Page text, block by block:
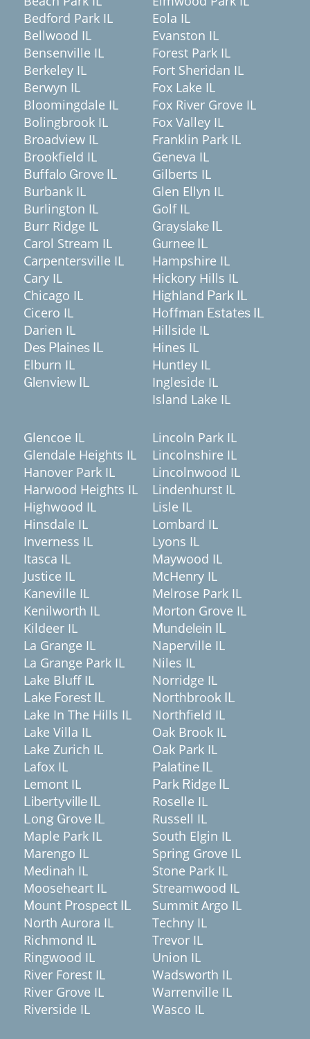
Bedford Park IL
Bellwood IL
Bensenville IL
Berkeley IL
Berwyn IL
Bloomingdale IL
Bolingbrook IL
Broadview IL
Brookfield IL
Buffalo Grove IL
Burbank IL
Burlington IL
Burr Ridge IL
Carol Stream IL
Carpentersville IL
Cary IL
Chicago IL
Cicero IL
Darien IL
Des Plaines IL
Elburn IL
Glenview IL
Eola IL
Evanston IL
Forest Park IL
Fort Sheridan IL
Fox Lake IL
Fox River Grove IL
Fox Valley IL
Franklin Park IL
Geneva IL
Gilberts IL
Glen Ellyn IL
Golf IL
Grayslake IL
Gurnee IL
Hampshire IL
Hickory Hills IL
Highland Park IL
Hoffman Estates IL
Hillside IL
Hines IL
Huntley IL
Ingleside IL
Island Lake IL
Glencoe IL
Glendale Heights IL
Hanover Park IL
Harwood Heights IL
Highwood IL
Hinsdale IL
Inverness IL
Itasca IL
Justice IL
Kaneville IL
Kenilworth IL
Kildeer IL
La Grange IL
La Grange Park IL
Lake Bluff IL
Lake Forest IL
Lake In The Hills IL
Lake Villa IL
Lake Zurich IL
Lafox IL
Lemont IL
Libertyville IL
Long Grove IL
Maple Park IL
Marengo IL
Medinah IL
Mooseheart IL
Mount Prospect IL
North Aurora IL
Richmond IL
Ringwood IL
River Forest IL
River Grove IL
Riverside IL
Lincoln Park IL
Lincolnshire IL
Lincolnwood IL
Lindenhurst IL
Lisle IL
Lombard IL
Lyons IL
Maywood IL
McHenry IL
Melrose Park IL
Morton Grove IL
Mundelein IL
Naperville IL
Niles IL
Norridge IL
Northbrook IL
Northfield IL
Oak Brook IL
Oak Park IL
Palatine IL
Park Ridge IL
Roselle IL
Russell IL
South Elgin IL
Spring Grove IL
Stone Park IL
Streamwood IL
Summit Argo IL
Techny IL
Trevor IL
Union IL
Wadsworth IL
Warrenville IL
Wasco IL